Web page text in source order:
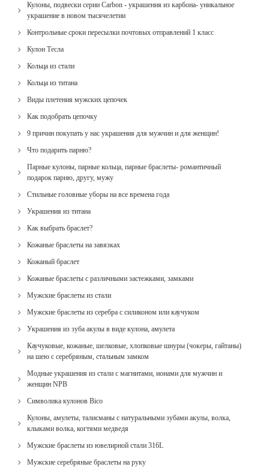
Кулоны, подвески серии Carbon - украшения из карбона- уникальное
украшение в новом тысячелетии
Контрольные сроки пересылки почтовых отправлений 1 класс
Кулон Тесла
Кольца из стали
Кольца из титана
Виды плетения мужских цепочек
Как подобрать цепочку
9 причин покупать у нас украшения для мужчин и для женщин!
Что подарить парню?
Парные кулоны, парные кольца, парные браслеты- романтичный
подарок парню, другу, мужу
Стильные головные уборы на все времена года
Украшения из титана
Как выбрать браслет?
Кожаные браслеты на завязках
Кожаный браслет
Кожаные браслеты с различными застежками, замками
Мужские браслеты из стали
Мужские браслеты из серебра с силиконом или каучуком
Украшения из зуба акулы в виде кулона, амулета
Каучуковые, кожаные, шелковые, хлопковые шнуры (чокеры, гайтаны)
на шею с серебряным, стальным замком
Модные украшения из стали с магнитами, ионами для мужчин и
женщин NPB
Cимволика кулонов Bico
Кулоны, амулеты, талисманы с натуральными зубами акулы, волка,
клыками волка, когтями медведя
Мужские браслеты из ювелирной стали 316L
Мужские серебряные браслеты на руку